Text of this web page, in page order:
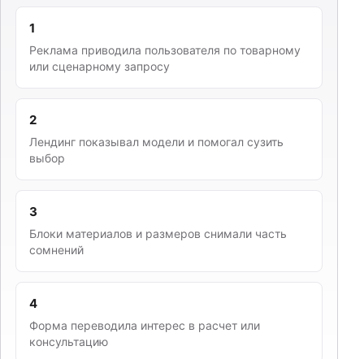
1
Реклама приводила пользователя по товарному
или сценарному запросу
2
Лендинг показывал модели и помогал сузить
выбор
3
Блоки материалов и размеров снимали часть
сомнений
4
Форма переводила интерес в расчет или
консультацию